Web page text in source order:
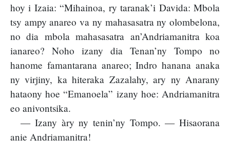
hoy i Izaia: “Mihainoa, ry taranak’i Davida: Mbola
tsy ampy anareo va ny mahasasatra ny olombelona,
no dia mbola mahasasatra an’Andriamanitra koa
ianareo? Noho izany dia Tenan’ny Tompo no
hanome famantarana anareo; Indro hanana anaka
ny virjiny, ka hiteraka Zazalahy, ary ny Anarany
hataony hoe “Emanoela” izany hoe: Andriamanitra
eo anivontsika.
— Izany àry ny tenin’ny Tompo. — Hisaorana
anie Andriamanitra!